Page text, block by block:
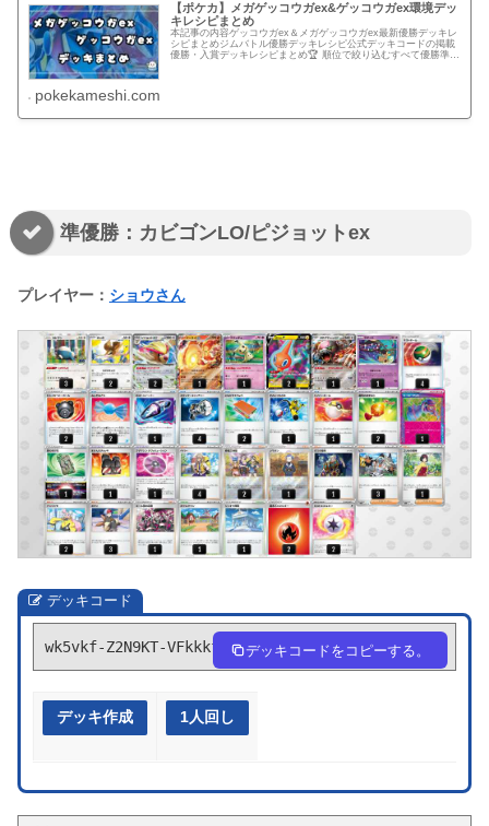
【ポケカ】メガゲッコウガex&ゲッコウガex環境デッ
キレシピまとめ
本記事の内容ゲッコウガex＆メガゲッコウガex最新優勝デッキレ
シピまとめジムバトル優勝デッキレシピ公式デッキコードの掲載
優勝・入賞デッキレシピまとめ🏆 順位で絞り込むすべて優勝準優
pokekameshi.com
準優勝：カビゴンLO/ピジョットex
プレイヤー： ショウさん
デッキコード
wk5vkf-Z2N9KT-VFkkkf デッキコードをコピーする。
デッキ作成 1人回し